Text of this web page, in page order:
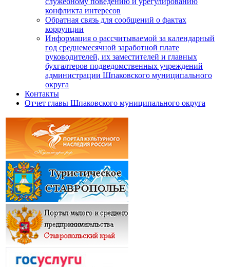
конфликта интересов
Обратная связь для сообщений о фактах
коррупции
Информация о рассчитываемой за календарный
год среднемесячной заработной плате
руководителей, их заместителей и главных
бухгалтеров подведомственных учреждений
администрации Шпаковского муниципального
округа
Контакты
Отчет главы Шпаковского муниципального округа